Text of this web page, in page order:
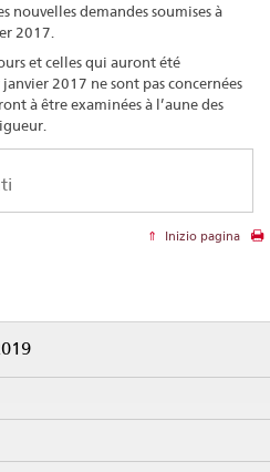
nouvelles demandes soumises à
2017.
et celles qui auront été
2017 ne sont pas concernées
à être examinées à l’aune des
Inizio pagina